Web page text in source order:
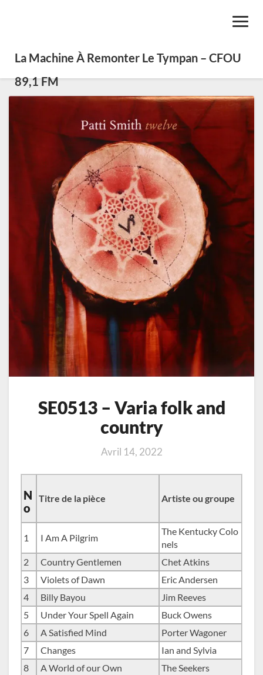
Toggle
La Machine À Remonter Le Tympan – CFOU
89,1 FM
SE0513 – Varia folk and
country
Avril 14, 2022
N
o
Titre de la pièce Artiste ou groupe
1 I Am A Pilgrim
The Kentucky Colo
nels
2
Country Gentlemen
Chet Atkins
3
Violets of Dawn
Eric Andersen
4
Billy Bayou
Jim Reeves
5
Under Your Spell Again
Buck Owens
6
A Satisfied Mind
Porter Wagoner
7
Changes
Ian and Sylvia
8
A World of our Own
The Seekers